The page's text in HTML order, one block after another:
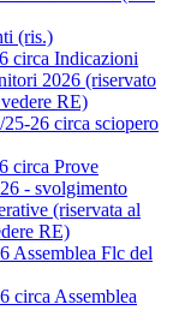
(ris.)
circa Indicazioni
2026 (riservato
RE)
26 circa sciopero
circa Prove
- svolgimento
(riservata al
RE)
Assemblea Flc del
circa Assemblea